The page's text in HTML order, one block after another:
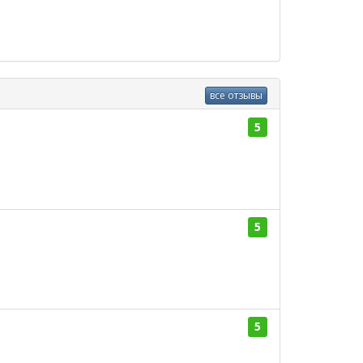
все отзывы
5
5
5